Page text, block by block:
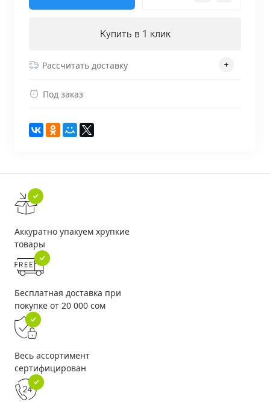
Купить в 1 клик
Рассчитать доставку
Под заказ
Аккуратно упакуем хрупкие
товары
Бесплатная доставка при
покупке от 20 000 сом
Весь ассортимент
сертифицирован